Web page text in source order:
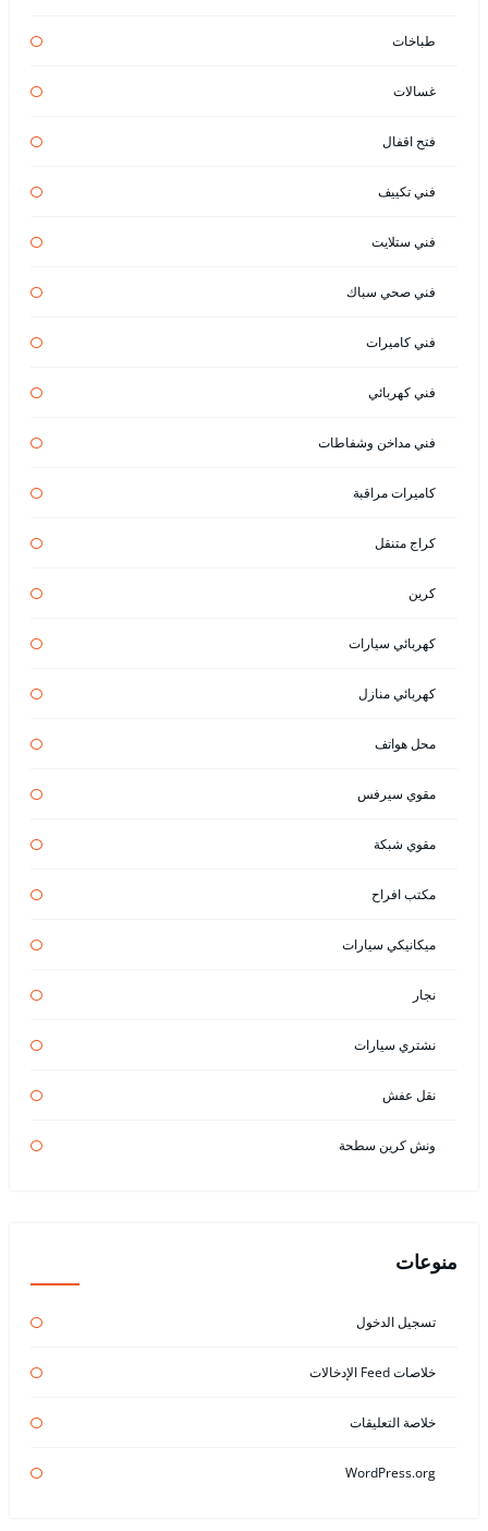
طباخات
غسالات
فتح اقفال
فني تكييف
فني ستلايت
فني صحي سباك
فني كاميرات
فني كهربائي
فني مداخن وشفاطات
كاميرات مراقبة
كراج متنقل
كرين
كهربائي سيارات
كهربائي منازل
محل هواتف
مقوي سيرفس
مقوي شبكة
مكتب افراح
ميكانيكي سيارات
نجار
نشتري سيارات
نقل عفش
ونش كرين سطحة
منوعات
تسجيل الدخول
خلاصات Feed الإدخالات
خلاصة التعليقات
WordPress.org